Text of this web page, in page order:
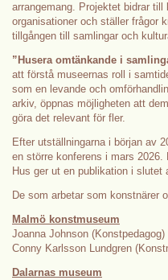
arrangemang. Projektet bidrar
organisationer och ställer frågor
tillgången till samlingar och
”Husera omtänkande i
att förstå museernas roll i
som en levande och
arkiv, öppnas möjligheten att
göra det relevant för fler.
Efter utställningarna i början av
en större konferens i mars
Hus ger ut en publikation i slutet
De som arbetar som konstnärer
Malmö konstmuseum
Joanna Johnson (Konstpedagog)
Conny Karlsson Lundgren
Dalarnas museum